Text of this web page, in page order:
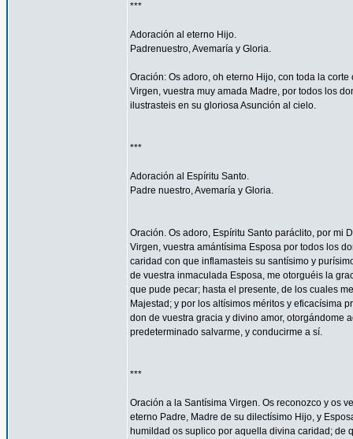
***
Adoración al eterno Hijo.
Padrenuestro, Avemaría y Gloria.
Oración: Os adoro, oh eterno Hijo, con toda la
Virgen, vuestra muy amada Madre, por todos los
ilustrasteis en su gloriosa Asunción al cielo.
***
Adoración al Espíritu Santo.
Padre nuestro, Avemaría y Gloria.
Oración. Os adoro, Espíritu Santo paráclito, por mi
Virgen, vuestra amántísima Esposa por todos los
caridad con que inflamasteis su santísimo y
de vuestra inmaculada Esposa, me otorguéis la
que pude pecar; hasta el presente, de los cuales
Majestad; y por los altísimos méritos y eficacísima
don de vuestra gracia y divino amor, otorgándome
predeterminado salvarme, y conducirme a sí.
***
Oración a la Santísima Virgen. Os reconozco y os
eterno Padre, Madre de su dilectísimo Hijo, y
humildad os suplico por aquella divina caridad; de